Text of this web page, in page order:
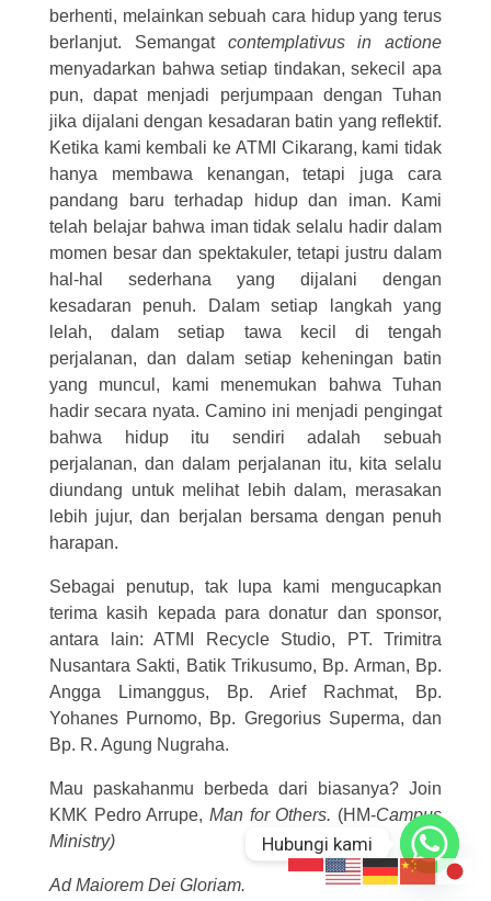
berhenti, melainkan sebuah cara hidup yang terus
berlanjut. Semangat contemplativus in actione
menyadarkan bahwa setiap tindakan, sekecil apa
pun, dapat menjadi perjumpaan dengan Tuhan
jika dijalani dengan kesadaran batin yang reflektif.
Ketika kami kembali ke ATMI Cikarang, kami tidak
hanya membawa kenangan, tetapi juga cara
pandang baru terhadap hidup dan iman. Kami
telah belajar bahwa iman tidak selalu hadir dalam
momen besar dan spektakuler, tetapi justru dalam
hal-hal sederhana yang dijalani dengan
kesadaran penuh. Dalam setiap langkah yang
lelah, dalam setiap tawa kecil di tengah
perjalanan, dan dalam setiap keheningan batin
yang muncul, kami menemukan bahwa Tuhan
hadir secara nyata. Camino ini menjadi pengingat
bahwa hidup itu sendiri adalah sebuah
perjalanan, dan dalam perjalanan itu, kita selalu
diundang untuk melihat lebih dalam, merasakan
lebih jujur, dan berjalan bersama dengan penuh
harapan.
Sebagai penutup, tak lupa kami mengucapkan
terima kasih kepada para donatur dan sponsor,
antara lain: ATMI Recycle Studio, PT. Trimitra
Nusantara Sakti, Batik Trikusumo, Bp. Arman, Bp.
Angga Limanggus, Bp. Arief Rachmat, Bp.
Yohanes Purnomo, Bp. Gregorius Superma, dan
Bp. R. Agung Nugraha.
Mau paskahanmu berbeda dari biasanya? Join
KMK Pedro Arrupe, Man for Others. (HM-Campus
Ministry)
Ad Maiorem Dei Gloriam.
Hubungi kami